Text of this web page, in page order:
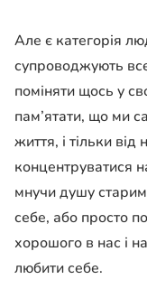
Але є категорія
супроводжують
поміняти щось у
пам’ятати, що ми
життя, і тільки
концентруватися
мнучи душу
себе, або просто
хорошого в нас і
любити себе.